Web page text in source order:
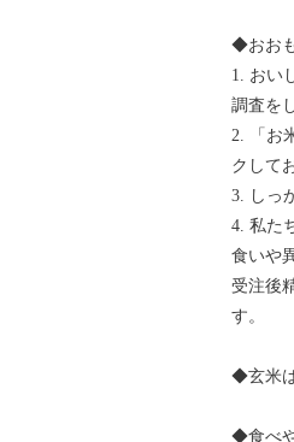
◆おお
1. おい
調査を
2. 「お
クして
3. しっ
4. 私た
食いや
受注後
す。
◆玄米
◆食べ